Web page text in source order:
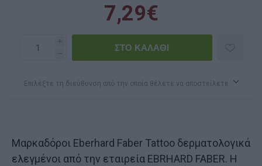
7,29€
i
h
Επιλέξτε τη διεύθυνση από την οποία θέλετε να αποστείλετε
Mαρκαδόροι Eberhard Faber Tattoo δερματολογικά
ελεγμένοι από την εταιρεία EBRHARD FABER. Η